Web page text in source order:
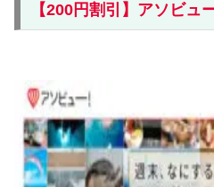
【200円割引】アソビュ